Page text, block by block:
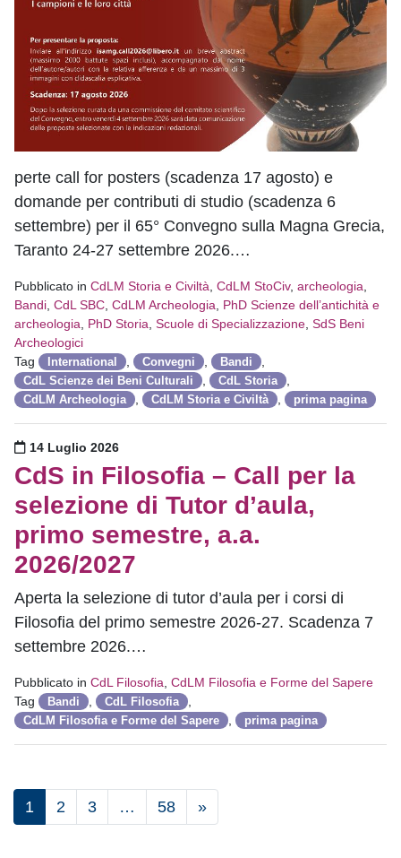
perte call for posters (scadenza 17 agosto) e
domande per contributi di studio (scadenza 6
settembre) per il 65° Convegno sulla Magna Grecia,
Taranto 24-27 settembre 2026.…
Pubblicato in CdLM Storia e Civiltà CdLM StoCiv, archeologia
Bandi CdL SBC CdLM Archeologia
PhD Scienze dell’antichità e
archeologia
PhD Storia Scuole di Specializzazione SdS Beni
Archeologici
Tag
International Convegni Bandi
CdL Scienze dei Beni Culturali CdL Storia
CdLM Archeologia CdLM Storia e Civiltà prima pagina
Pubblicato il
14 Luglio 2026
CdS in Filosofia – Call per la
selezione di Tutor d’aula,
primo semestre, a.a.
2026/2027
Aperta la selezione di tutor d’aula per i corsi di
Filosofia del primo semestre 2026-27. Scadenza 7
settembre 2026.…
Pubblicato in CdL Filosofia CdLM Filosofia e Forme del Sapere
Tag
Bandi CdL Filosofia
CdLM Filosofia e Forme del Sapere prima pagina
1 2 3 … 58 »